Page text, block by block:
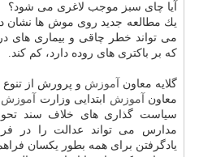
آیا چای سبز موجب لاغری می شود؟
یك مطالعه جدید روی موش ها
می تواند خطر چاقی و بیماری های در
كه بر باكتری های روده دارد، كم كند.
گلایه معاون آموزش و پرورش از
معاون
آموزش ابتدایی وزارت آموزش
سیاست گذاری های خلاف سند
مدارس می تواند عدالت را در
یادگرفتن برای همه بطور یكسان